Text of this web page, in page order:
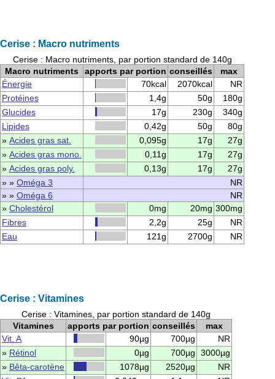
Cerise : Macro nutriments
Cerise : Macro nutriments, par portion standard de 140g
Macro nutriments
apports par portion conseillés
max
Énergie
70kcal 2070kcal
NR
Protéines
1,4g 50g
180g
Glucides
17g 230g
340g
Lipides
0,42g 50g
80g
» Acides gras sat. 0,095g 17g
27g
» Acides gras mono. 0,11g 17g
27g
» Acides gras poly. 0,13g 17g
27g
» » Oméga 3
NR
» » Oméga 6
NR
» Cholestérol 0mg 20mg 300mg
Fibres
2,2g 25g
NR
Eau
121g 2700g NR
Cerise : Vitamines
Cerise : Vitamines, par portion standard de 140g
Vitamines
apports par portion conseillés
max
Vit. A
90µg 700µg
NR
» Rétinol 0µg 700µg
3000µg
» Bêta-carotène 1078µg 2520µg
NR